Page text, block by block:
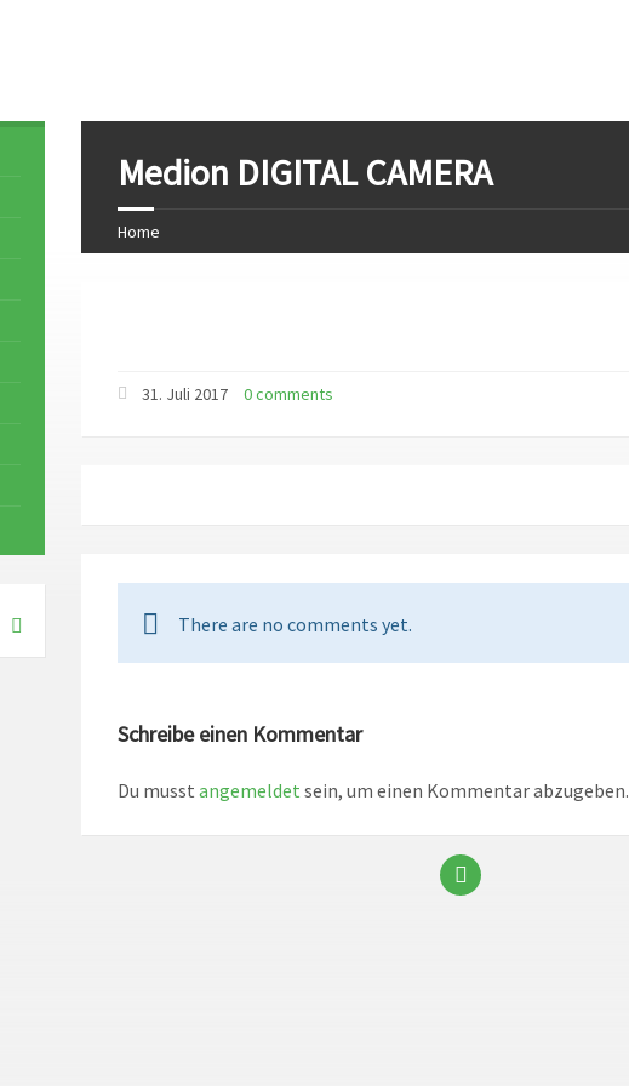
Medion DIGITAL CAMERA
Home
31. Juli 2017 0 comments
There are no comments yet.
Schreibe einen Kommentar
Du musst angemeldet sein, um einen Kommentar abzugeben.